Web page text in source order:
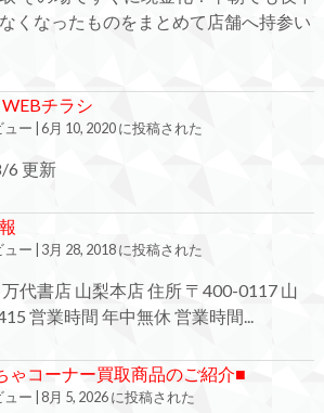
くなったものをまとめて店舗へ持参い
チラシ
ュー 6月 10, 2020 に投稿された
6 更新
ュー 3月 28, 2018 に投稿された
代書店 山梨本店 住所 〒400-0117 山
営業時間 年中無休 営業時間...
ゃコーナー買取商品のご紹介■
ュー 8月 5, 2026 に投稿された